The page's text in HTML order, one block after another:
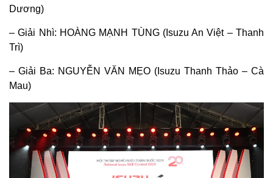
Dương)
– Giải Nhì: HOÀNG MẠNH TÙNG (Isuzu An Việt – Thanh
Trì)
– Giải Ba: NGUYỄN VĂN MẸO (Isuzu Thanh Thảo – Cà
Mau)